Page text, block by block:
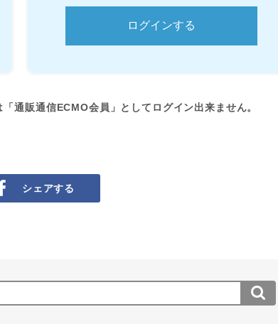
通販通信ECMO会員」としてログイン出来ません。
シェアする